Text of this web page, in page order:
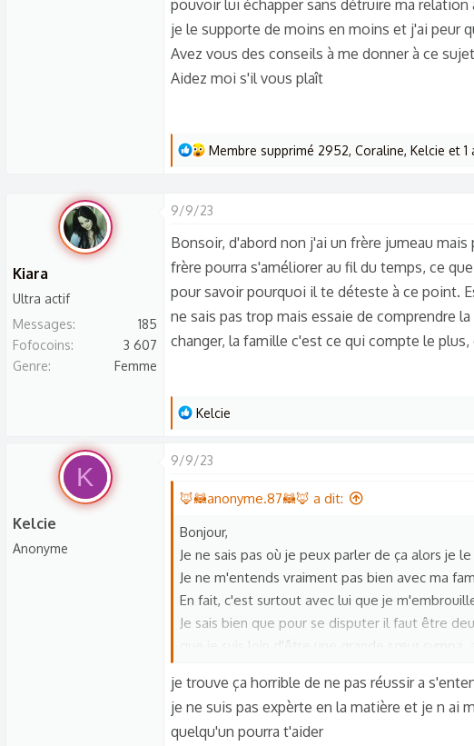
pouvoir lui échapper sans détruire ma
je le supporte de moins en moins et j'ai peur
Avez vous des conseils à me donner à ce
Aidez moi s'il vous plaît
L
r
c
t
i
o
Membre supprimé 2952, Coraline, Kelcie et 1
Kiara
Ultra actif
Messages
185
Fofocoins
3 607
Genre
Femme
9/9/23
Bonsoir, d'abord non j'ai un frère jumeau
frère pourra s'améliorer au fil du temps, ce
pour savoir pourquoi il te déteste à ce point.
ne sais pas trop mais essaie de comprendre
changer, la famille c'est ce qui compte le
L
s
é
c
t
i
o
n
Kelcie
K
Kelcie
Anonyme
9/9/23
🦊🦝anonyme.87🦝🦊 a dit:
Bonjour,
Je ne sais pas où je peux parler de ça alors je le
Je ne m'entends vraiment pas bien avec ma
En fait, c'est surtout avec lui que je
Je sais bien que pour se disputer il faut être
que je suis loin d'être une grande sœur
Il ne fait rien de vraiment "grave" mais je me
et on n'arrive même pas à échanger deux
bien, mes pensées vont vers lui et ça aggrave
je trouve ça horrible de ne pas réussir a
je ne suis pas expèrte en la matière et je n ai
quelqu'un pourra t'aider